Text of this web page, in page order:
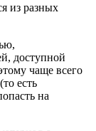
из разных
доступной
чаще всего
есть
на